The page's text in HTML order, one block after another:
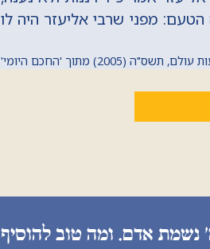
הטעם: מפני שרבי אליעזר היה לו
מתוך 'החכם היומי'
נשמת אדם. ומה טוב להוסיף